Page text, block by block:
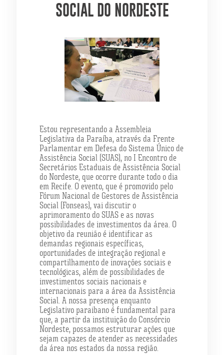
SOCIAL DO NORDESTE
Estou representando a Assembleia
Legislativa da Paraíba, através da Frente
Parlamentar em Defesa do Sistema Único de
Assistência Social (SUAS), no I Encontro de
Secretários Estaduais de Assistência Social
do Nordeste, que ocorre durante todo o dia
em Recife. O evento, que é promovido pelo
Fórum Nacional de Gestores de Assistência
Social (Fonseas), vai discutir o
aprimoramento do SUAS e as novas
possibilidades de investimentos da área. O
objetivo da reunião é identificar as
demandas regionais específicas,
oportunidades de integração regional e
compartilhamento de inovações sociais e
tecnológicas, além de possibilidades de
investimentos sociais nacionais e
internacionais para a área da Assistência
Social. A nossa presença enquanto
Legislativo paraibano é fundamental para
que, a partir da instituição do Consórcio
Nordeste, possamos estruturar ações que
sejam capazes de atender as necessidades
da área nos estados da nossa região.